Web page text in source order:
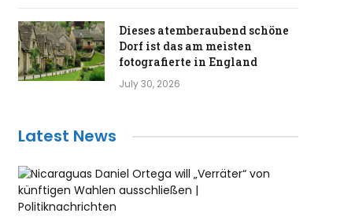
Dieses atemberaubend schöne
Dorf ist das am meisten
fotografierte in England
July 30, 2026
Latest News